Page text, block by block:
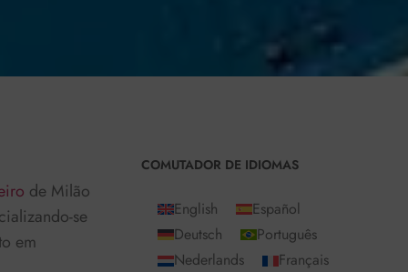
de Milão
se
em
COMUTADOR DE IDIOMAS
English
Español
Deutsch
Português
Nederlands
Français